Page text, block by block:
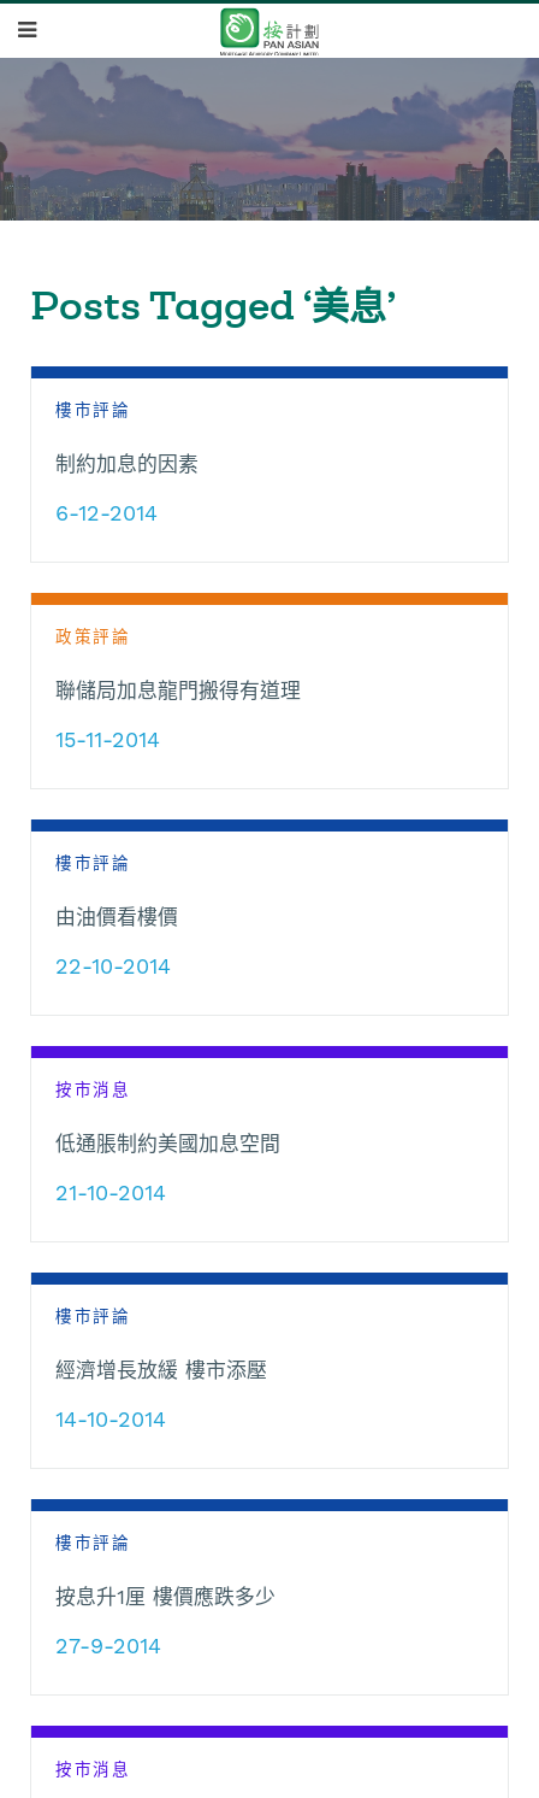
Posts Tagged ‘美息’
樓市評論
制約加息的因素
6-12-2014
政策評論
聯儲局加息龍門搬得有道理
15-11-2014
樓市評論
由油價看樓價
22-10-2014
按市消息
低通脹制約美國加息空間
21-10-2014
樓市評論
經濟增長放緩 樓市添壓
14-10-2014
樓市評論
按息升1厘 樓價應跌多少
27-9-2014
按市消息